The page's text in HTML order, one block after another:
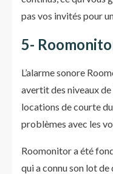
pas vos invités pour
5-
L’alarme sonore
avertit des niveaux
locations de courte
problèmes avec les
Roomonitor a été
qui a connu son lot